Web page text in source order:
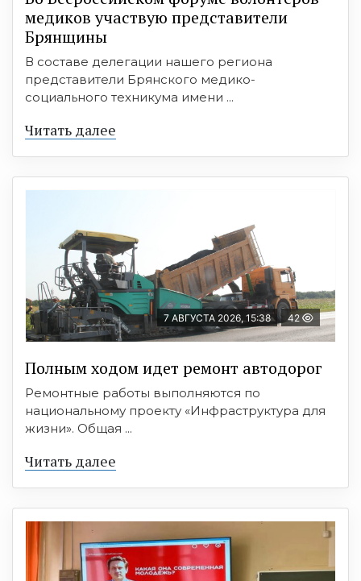
медиков участвую представители
Брянщины
В составе делегации нашего региона
представители Брянского медико-
социального техникума имени ...
Читать далее
7 АВГУСТА 2026, 15:38 42
Полным ходом идет ремонт автодорог
Ремонтные работы выполняются по
национальному проекту «Инфраструктура для
жизни». Общая ...
Читать далее